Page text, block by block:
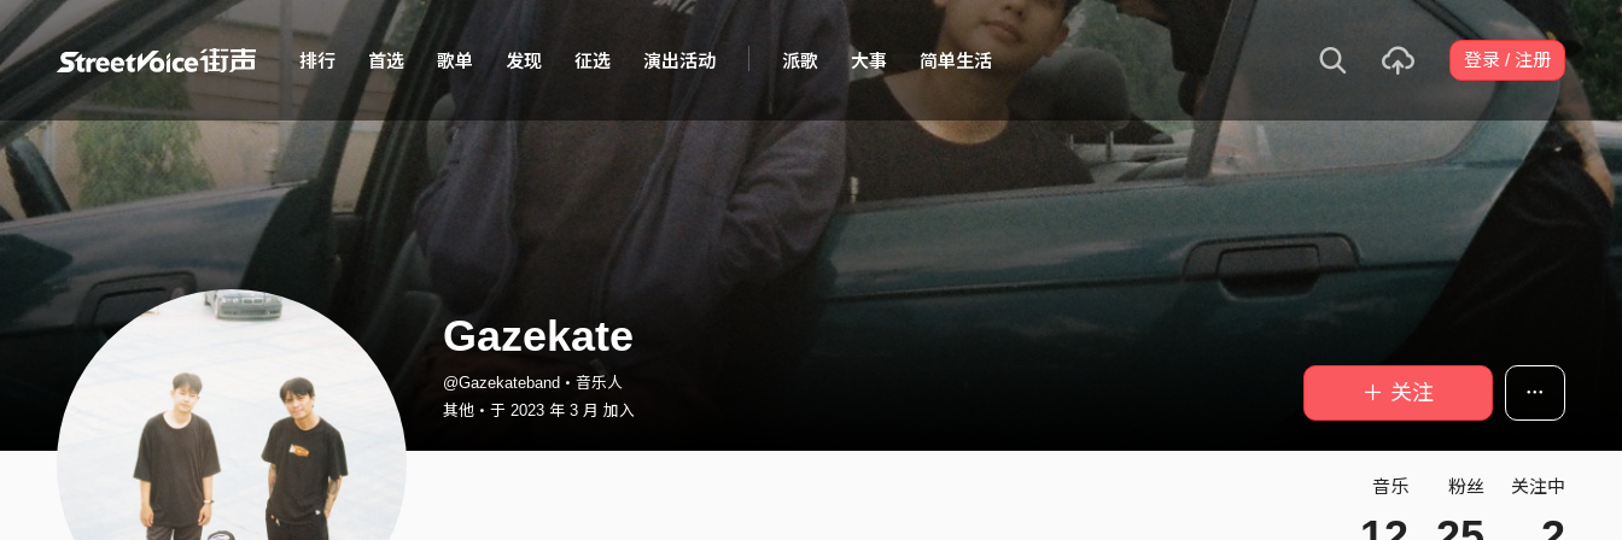
排行 首选 歌单 发现 征选 演出活动 派歌 大事 简单生活 登录 / 注册
Gazekate
@Gazekateband・音乐人
其他・于 2023 年 3 月 加入
＋ 关注
音乐 粉丝 关注中